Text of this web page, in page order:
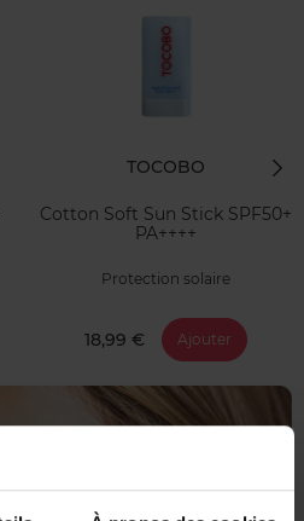
TOCOBO
Cotton Soft Sun Stick SPF50+
PA++++
Protection solaire
18,99 € Ajouter